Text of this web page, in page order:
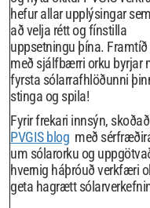
hefur allar upplýsingar
að velja rétt og fínstilla
uppsetningu þína.
með sjálfbærri orku byrjar
fyrsta sólarrafhlöðunni
stinga og spila!
Fyrir frekari innsýn,
PVGIS blog með
um sólarorku og
hvernig háþróuð verkfæri
geta hagrætt